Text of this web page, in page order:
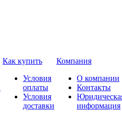
Как купить
Условия
оплаты
Условия
доставки
Компания
О компании
Контакты
информация